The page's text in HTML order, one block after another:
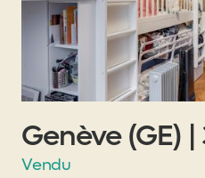
Genève (GE) |
Vendu